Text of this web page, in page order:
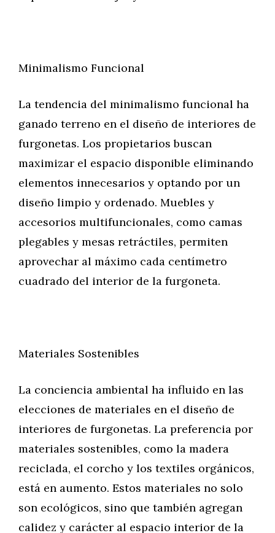
Minimalismo Funcional
La tendencia del minimalismo funcional ha
ganado terreno en el diseño de interiores de
furgonetas. Los propietarios buscan
maximizar el espacio disponible eliminando
elementos innecesarios y optando por un
diseño limpio y ordenado. Muebles y
accesorios multifuncionales, como camas
plegables y mesas retráctiles, permiten
aprovechar al máximo cada centímetro
cuadrado del interior de la furgoneta.
Materiales Sostenibles
La conciencia ambiental ha influido en las
elecciones de materiales en el diseño de
interiores de furgonetas. La preferencia por
materiales sostenibles, como la madera
reciclada, el corcho y los textiles orgánicos,
está en aumento. Estos materiales no solo
son ecológicos, sino que también agregan
calidez y carácter al espacio interior de la